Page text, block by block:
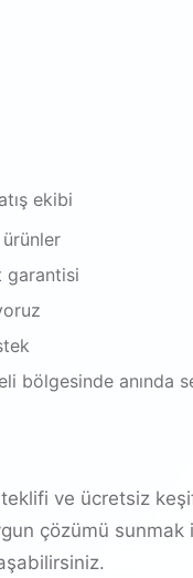
ekibi
garantisi
bölgesinde anında
ve ücretsiz
çözümü sunmak